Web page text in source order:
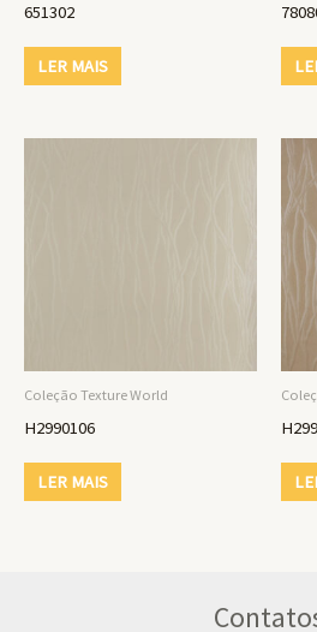
651302
LER MAIS
Coleção Texture World
H2990106
LER MAIS